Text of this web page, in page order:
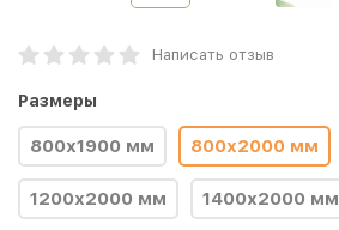
Написать отзыв
Размеры
800х1900 мм 800х2000 мм
1200х2000 мм 1400х2000 мм